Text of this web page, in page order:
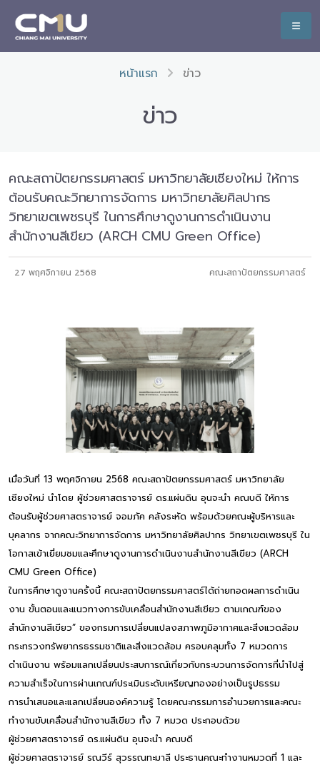
หน้าแรก ข่าว
ข่าว
คณะสถาปัตยกรรมศาสตร์ มหาวิทยาลัยเชียงใหม่ ให้การ
ต้อนรับคณะวิทยาการจัดการ มหาวิทยาลัยศิลปากร
วิทยาเขตเพชรบุรี ในการศึกษาดูงานการดำเนินงาน
สำนักงานสีเขียว (ARCH CMU Green Office)
27 พฤศจิกายน 2568 คณะสถาปัตยกรรมศาสตร์
เมื่อวันที่ 13 พฤศจิกายน 2568 คณะสถาปัตยกรรมศาสตร์ มหาวิทยาลัย
เชียงใหม่ นำโดย ผู้ช่วยศาสตราจารย์ ดร.แผ่นดิน อุนจะนำ คณบดี ให้การ
ต้อนรับผู้ช่วยศาสตราจารย์ จอมภัค คลังระหัด พร้อมด้วยคณะผู้บริหารและ
บุคลากร จากคณะวิทยาการจัดการ มหาวิทยาลัยศิลปากร วิทยาเขตเพชรบุรี ใน
โอกาสเข้าเยี่ยมชมและศึกษาดูงานการดำเนินงานสำนักงานสีเขียว (ARCH
CMU Green Office)
ในการศึกษาดูงานครั้งนี้ คณะสถาปัตยกรรมศาสตร์ได้ถ่ายทอดผลการดำเนิน
งาน ขั้นตอนและแนวทางการขับเคลื่อนสำนักงานสีเขียว ตามเกณฑ์ของ
สำนักงานสีเขียว” ของกรมการเปลี่ยนแปลงสภาพภูมิอากาศและสิ่งแวดล้อม
กระทรวงทรัพยากรธรรมชาติและสิ่งแวดล้อม ครอบคลุมทั้ง 7 หมวดการ
ดำเนินงาน พร้อมแลกเปลี่ยนประสบการณ์เกี่ยวกับกระบวนการจัดการที่นำไปสู่
ความสำเร็จในการผ่านเกณฑ์ประเมินระดับเหรียญทองอย่างเป็นรูปธรรม
การนำเสนอและแลกเปลี่ยนองค์ความรู้ โดยคณะกรรมการอำนวยการและคณะ
ทำงานขับเคลื่อนสำนักงานสีเขียว ทั้ง 7 หมวด ประกอบด้วย
ผู้ช่วยศาสตราจารย์ ดร.แผ่นดิน อุนจะนำ คณบดี
ผู้ช่วยศาสตราจารย์ รณวีร์ สุวรรณทะมาลี ประธานคณะทำงานหมวดที่ 1 และ